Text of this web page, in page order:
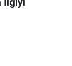
İlgiyi